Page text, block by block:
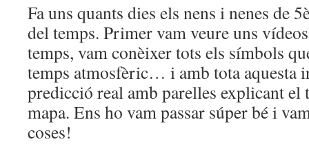
Fa uns quants dies els nens i nenes de
del temps. Primer vam veure uns
temps, vam conèixer tots els símbols
temps atmosfèric… i amb tota aquesta
predicció real amb parelles explicant el
mapa. Ens ho vam passar súper bé i
coses!